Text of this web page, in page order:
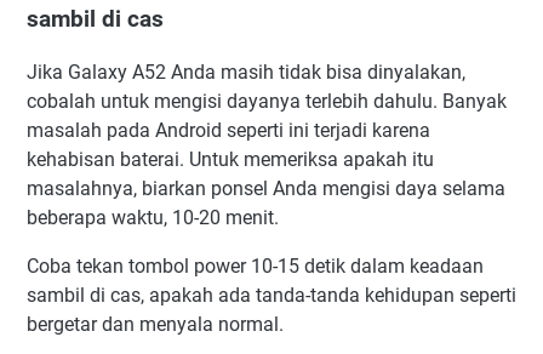
sambil di cas
Jika Galaxy A52 Anda masih tidak bisa dinyalakan,
cobalah untuk mengisi dayanya terlebih dahulu. Banyak
masalah pada Android seperti ini terjadi karena
kehabisan baterai. Untuk memeriksa apakah itu
masalahnya, biarkan ponsel Anda mengisi daya selama
beberapa waktu, 10-20 menit.
Coba tekan tombol power 10-15 detik dalam keadaan
sambil di cas, apakah ada tanda-tanda kehidupan seperti
bergetar dan menyala normal.